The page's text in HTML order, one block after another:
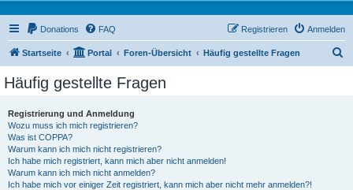
Donations FAQ Anmelden
Registrieren
Startseite Portal Foren-Übersicht Häufig gestellte Fragen
Häufig gestellte Fragen
Registrierung und Anmeldung
Wozu muss ich mich registrieren?
Was ist COPPA?
Warum kann ich mich nicht registrieren?
Ich habe mich registriert, kann mich aber nicht anmelden!
Warum kann ich mich nicht anmelden?
Ich habe mich vor einiger Zeit registriert, kann mich aber nicht mehr anmelden?!